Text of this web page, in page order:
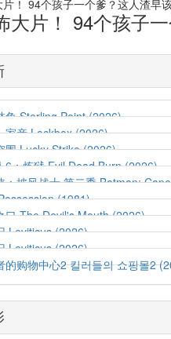
大片！ ​94个孩子
角 Sterling Point (2026)
家亲 Lockbox (2026)
围 Lucky Strike (2026)
6：炼狱 Evil Dead Burn (2026)
：披风战士 第二季 Batman:
(1981)
口 The Devil's Mouth (2026)
Leviticus (2026)
Leviticus (2026)
的购物中心2 킬러들의 쇼핑몰2